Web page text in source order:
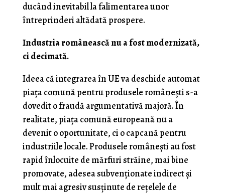
ducând inevitabil la falimentarea unor
întreprinderi altădată prospere.
Industria românească nu a fost modernizată,
ci decimată.
Ideea că integrarea în UE va deschide automat
piața comună pentru produsele românești s-a
dovedit o fraudă argumentativă majoră. În
realitate, piața comună europeană nu a
devenit o oportunitate, ci o capcană pentru
industriile locale. Produsele românești au fost
rapid înlocuite de mărfuri străine, mai bine
promovate, adesea subvenționate indirect și
mult mai agresiv susținute de rețelele de